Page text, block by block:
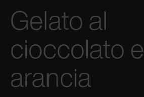
Gelato al
cioccolato e
arancia